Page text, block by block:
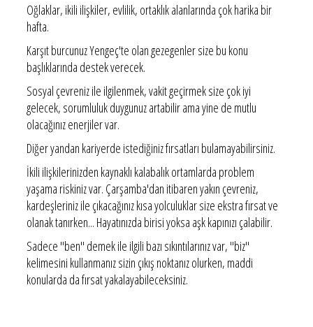
Oğlaklar, ikili ilişkiler, evlilik, ortaklık alanlarında çok harika bir
hafta.
Karşıt burcunuz Yengeç'te olan gezegenler size bu konu
başlıklarında destek verecek.
Sosyal çevreniz ile ilgilenmek, vakit geçirmek size çok iyi
gelecek, sorumluluk duygunuz artabilir ama yine de mutlu
olacağınız enerjiler var.
Diğer yandan kariyerde istediğiniz fırsatları bulamayabilirsiniz.
İkili ilişkilerinizden kaynaklı kalabalık ortamlarda problem
yaşama riskiniz var. Çarşamba'dan itibaren yakın çevreniz,
kardeşleriniz ile çıkacağınız kısa yolculuklar size ekstra fırsat ve
olanak tanırken... Hayatınızda birisi yoksa aşk kapınızı çalabilir.
Sadece "ben" demek ile ilgili bazı sıkıntılarınız var, "biz"
kelimesini kullanmanız sizin çıkış noktanız olurken, maddi
konularda da fırsat yakalayabileceksiniz.